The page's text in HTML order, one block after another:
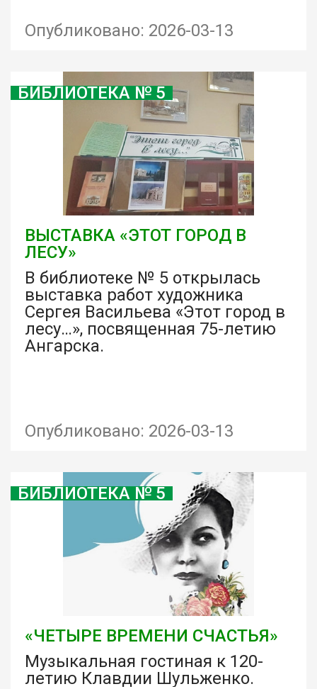
Опубликовано: 2026-03-13
БИБЛИОТЕКА № 5
ВЫСТАВКА «ЭТОТ ГОРОД В
ЛЕСУ»
В библиотеке № 5 открылась
выставка работ художника
Сергея Васильева «Этот город в
лесу…», посвященная 75-летию
Ангарска.
Опубликовано: 2026-03-13
БИБЛИОТЕКА № 5
«ЧЕТЫРЕ ВРЕМЕНИ СЧАСТЬЯ»
Музыкальная гостиная к 120-
летию Клавдии Шульженко.